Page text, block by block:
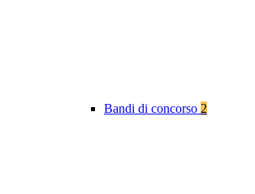
Bandi di concorso 2